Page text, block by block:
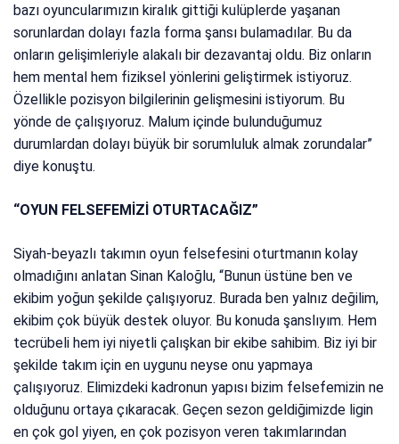
bazı oyuncularımızın kiralık gittiği kulüplerde yaşanan
sorunlardan dolayı fazla forma şansı bulamadılar. Bu da
onların gelişimleriyle alakalı bir dezavantaj oldu. Biz onların
hem mental hem fiziksel yönlerini geliştirmek istiyoruz.
Özellikle pozisyon bilgilerinin gelişmesini istiyorum. Bu
yönde de çalışıyoruz. Malum içinde bulunduğumuz
durumlardan dolayı büyük bir sorumluluk almak zorundalar”
diye konuştu.
“OYUN FELSEFEMİZİ OTURTACAĞIZ”
Siyah-beyazlı takımın oyun felsefesini oturtmanın kolay
olmadığını anlatan Sinan Kaloğlu, “Bunun üstüne ben ve
ekibim yoğun şekilde çalışıyoruz. Burada ben yalnız değilim,
ekibim çok büyük destek oluyor. Bu konuda şanslıyım. Hem
tecrübeli hem iyi niyetli çalışkan bir ekibe sahibim. Biz iyi bir
şekilde takım için en uygunu neyse onu yapmaya
çalışıyoruz. Elimizdeki kadronun yapısı bizim felsefemizin ne
olduğunu ortaya çıkaracak. Geçen sezon geldiğimizde ligin
en çok gol yiyen, en çok pozisyon veren takımlarından